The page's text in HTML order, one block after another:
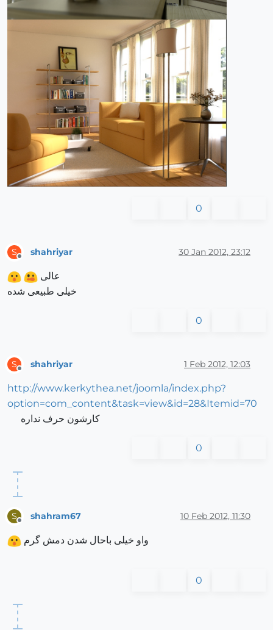
0
S shahriyar 30 Jan 2012, 23:12
عالی
خیلی طبیعی شده
0
S shahriyar 1 Feb 2012, 12:03
http://www.kerkythea.net/joomla/index.php?
option=com_content&task=view&id=28&Itemid=70
کارشون حرف نداره
0
S shahram67 10 Feb 2012, 11:30
واو خیلی باحال شدن دمش گرم
0